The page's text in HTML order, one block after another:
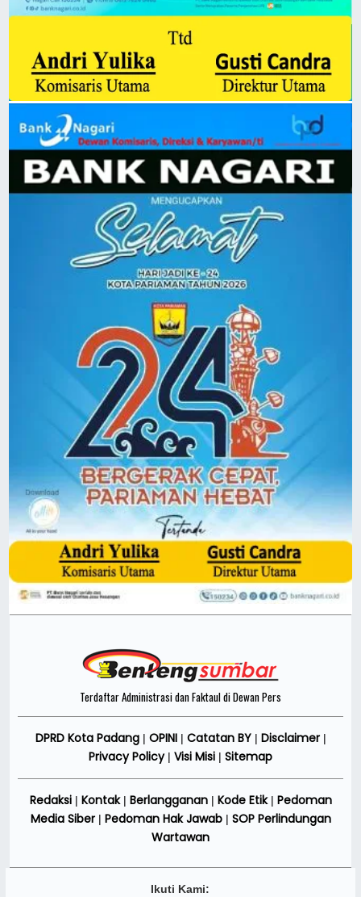
Terdaftar Administrasi dan Faktaul di Dewan Pers
DPRD Kota Padang| OPINI| Catatan BY| Disclaimer|
Privacy Policy| Visi Misi | Sitemap
Redaksi| Kontak| Berlangganan| Kode Etik| Pedoman
Media Siber| Pedoman Hak Jawab| SOP Perlindungan
Wartawan
Ikuti Kami: